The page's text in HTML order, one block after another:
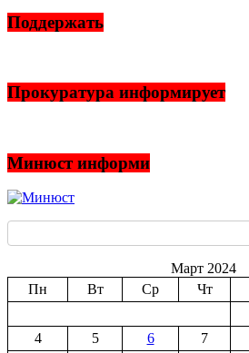
Поддержать
Прокуратура информирует
Минюст информи
Март 2024
Пн
Вт Ср Чт
4
5 6 7